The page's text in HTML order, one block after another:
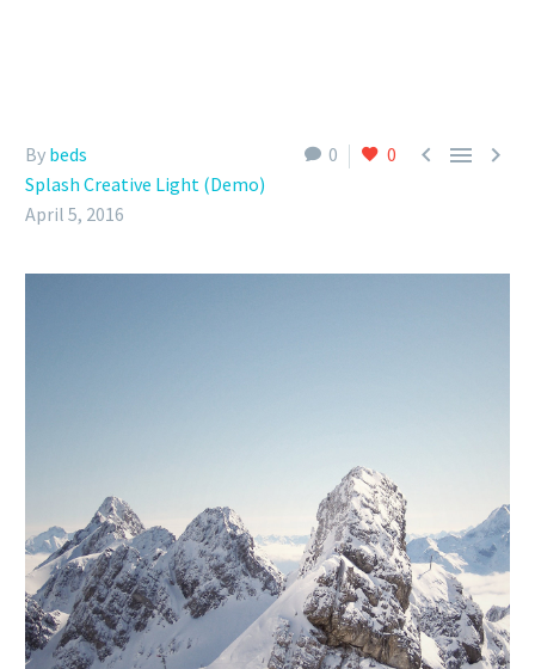
0 0   
By beds
Splash Creative Light (Demo)
April 5, 2016